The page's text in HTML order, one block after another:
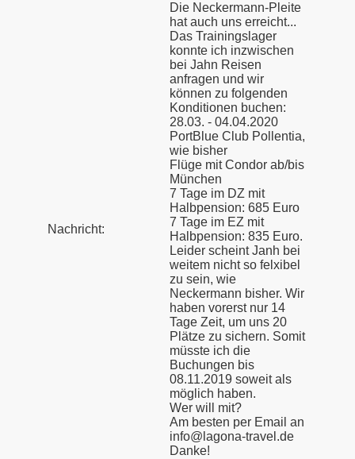
Nachricht:
Die Neckermann-Pleite
hat auch uns erreicht...
Das Trainingslager
konnte ich inzwischen
bei Jahn Reisen
anfragen und wir
können zu folgenden
Konditionen buchen:
28.03. - 04.04.2020
PortBlue Club Pollentia,
wie bisher
Flüge mit Condor ab/bis
München
7 Tage im DZ mit
Halbpension: 685 Euro
7 Tage im EZ mit
Halbpension: 835 Euro.
Leider scheint Janh bei
weitem nicht so felxibel
zu sein, wie
Neckermann bisher. Wir
haben vorerst nur 14
Tage Zeit, um uns 20
Plätze zu sichern. Somit
müsste ich die
Buchungen bis
08.11.2019 soweit als
möglich haben.
Wer will mit?
Am besten per Email an
info@lagona-travel.de
Danke!